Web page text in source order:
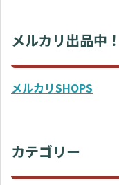
メルカリ出品中！
メルカリSHOPS
カテゴリー